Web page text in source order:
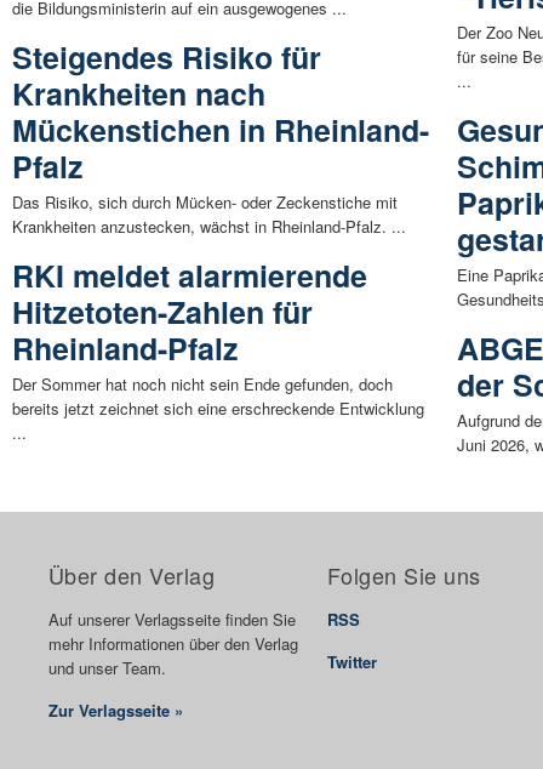
die Bildungsministerin auf ein ausgewogenes ...
Steigendes Risiko für
Krankheiten nach
Mückenstichen in Rheinland-
Pfalz
Das Risiko, sich durch Mücken- oder Zeckenstiche mit
Krankheiten anzustecken, wächst in Rheinland-Pfalz. ...
RKI meldet alarmierende
Hitzetoten-Zahlen für
Rheinland-Pfalz
Der Sommer hat noch nicht sein Ende gefunden, doch
bereits jetzt zeichnet sich eine erschreckende Entwicklung
...
Der Zoo
für seine
...
Eine
der
Aufgrund
Juni 2026,
Über den Verlag
Auf unserer Verlagsseite finden Sie
mehr Informationen über den Verlag
und unser Team.
Zur Verlagsseite »
Folgen Sie uns
RSS
Twitter